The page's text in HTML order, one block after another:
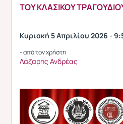
ΤΟΥ ΚΛΑΣΙΚΟΥ
Κυριακή 5 Απριλίου 2026 -
- από τον χρήστη
Λάζαρης Ανδρέας